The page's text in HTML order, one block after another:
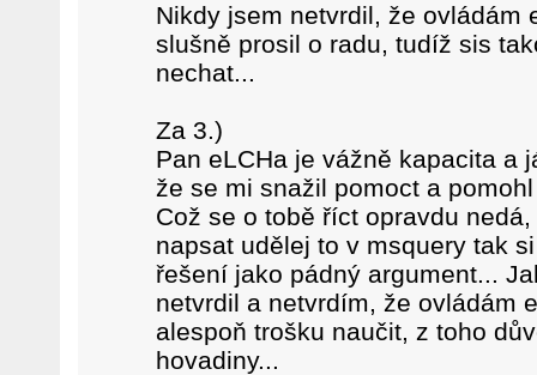
Nikdy jsem netvrdil, že ovládám
slušně prosil o radu, tudíž sis
nechat...
Za 3.)
Pan eLCHa je vážně kapacita a
že se mi snažil pomoct a
Což se o tobě říct opravdu
napsat udělej to v msquery tak
řešení jako pádný argument...
netvrdil a netvrdím, že ovládám
alespoň trošku naučit, z toho
hovadiny...